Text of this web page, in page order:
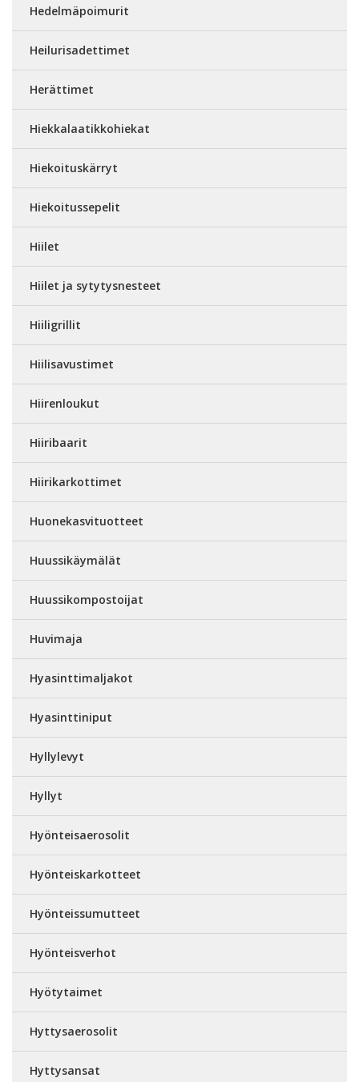
Hedelmäpoimurit
Heilurisadettimet
Herättimet
Hiekkalaatikkohiekat
Hiekoituskärryt
Hiekoitussepelit
Hiilet
Hiilet ja sytytysnesteet
Hiiligrillit
Hiilisavustimet
Hiirenloukut
Hiiribaarit
Hiirikarkottimet
Huonekasvituotteet
Huussikäymälät
Huussikompostoijat
Huvimaja
Hyasinttimaljakot
Hyasinttiniput
Hyllylevyt
Hyllyt
Hyönteisaerosolit
Hyönteiskarkotteet
Hyönteissumutteet
Hyönteisverhot
Hyötytaimet
Hyttysaerosolit
Hyttysansat